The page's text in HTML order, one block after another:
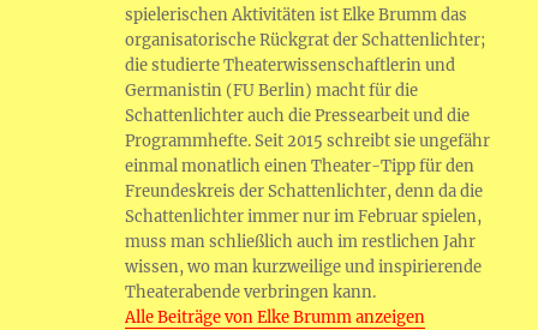
y
spielerischen Aktivitäten ist Elke Brumm das
organisatorische Rückgrat der Schattenlichter;
die studierte Theaterwissenschaftlerin und
Germanistin (FU Berlin) macht für die
Schattenlichter auch die Pressearbeit und die
Programmhefte. Seit 2015 schreibt sie ungefähr
einmal monatlich einen Theater-Tipp für den
Freundeskreis der Schattenlichter, denn da die
Schattenlichter immer nur im Februar spielen,
muss man schließlich auch im restlichen Jahr
wissen, wo man kurzweilige und inspirierende
Theaterabende verbringen kann.
Alle Beiträge von Elke Brumm anzeigen